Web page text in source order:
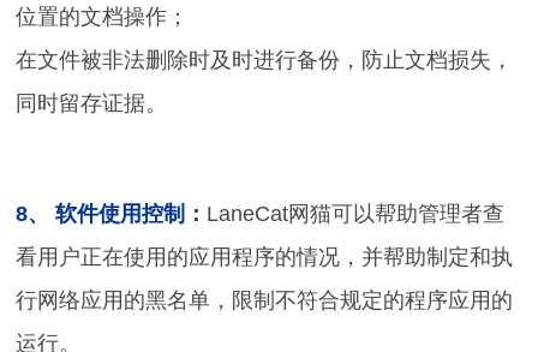
位置的文档操作；
在文件被非法删除时及时进行备份，防止文档损失，
同时留存证据。
8、 软件使用控制： LaneCat网猫可以帮助管理者查
看用户正在使用的应用程序的情况，并帮助制定和执
行网络应用的黑名单，限制不符合规定的程序应用的
运行。